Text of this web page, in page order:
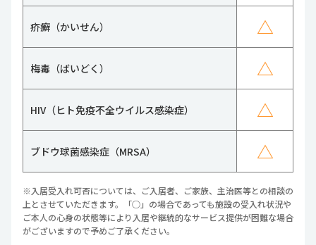
疥癬（かいせん） △
梅毒（ばいどく） △
HIV（ヒト免疫不全ウイルス感染症） △
ブドウ球菌感染症（MRSA） △
※入居受入れ可否については、ご入居者、ご家族、主治医等との相談の
上とさせていただきます。「○」の場合であっても施設の受入れ状況や
ご本人の心身の状態等により入居や継続的なサービス提供が困難な場合
がございますので予めご了承ください。